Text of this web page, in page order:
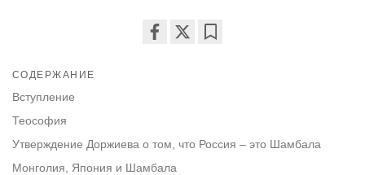
СОДЕРЖАНИЕ
Вступление
Теософия
Утверждение Доржиева о том, что Россия – это Шамбала
Монголия, Япония и Шамбала